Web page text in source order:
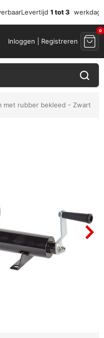
Levertijd 1 tot 3
Inloggen | Registreren
0
met rubber bekleed - Zwart